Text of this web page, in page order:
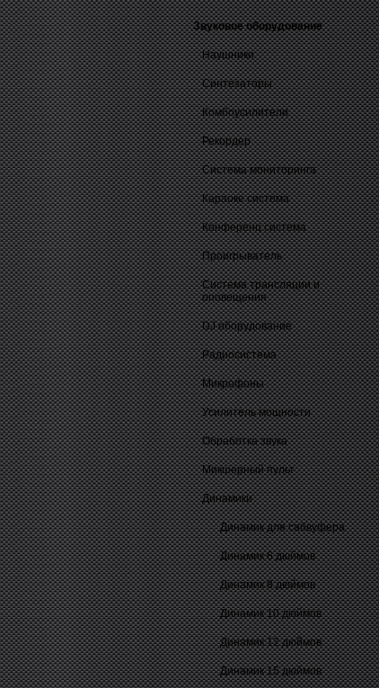
Звуковое оборудование
Наушники
Синтезаторы
Комбоусилители
Рекордер
Система мониторинга
Караоке система
Конференц система
Проигрыватель
Система трансляции и
оповещения
DJ оборудование
Радиосистема
Микрофоны
Усилитель мощности
Обработка звука
Микшерный пульт
Динамики
Динамик для сабвуфера
Динамик 6 дюймов
Динамик 8 дюймов
Динамик 10 дюймов
Динамик 12 дюймов
Динамик 15 дюймов